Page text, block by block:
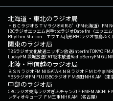
北海道・東北のラジオ局
ＨＢＣラジオＳＴＶラジオAIR-G'（FM北海道） FM
IBCラジオエフエム岩手tbcラジオDate fm（エフエム
Rhythm Station エフエム山形RFCラジオ福島ふく
関東のラジオ局
TBSラジオ文化放送ニッポン放送interfmTOKYO FM
LuckyFM 茨城放送CRT栃木放送RadioBerryFM
北陸・甲信越のラジオ局
ＢＳＮラジオFM NIIGATAＫＮＢラジオ ＦＭとやま
YBSラジオFM FUJISBCラジオ ＦＭ長野NHK AM（東
中部のラジオ局
CBCラジオ東海ラジオぎふチャンZIP-FMFM AICHI Ｆ
レディオキューブ ＦＭ三重NHK AM（名古屋）